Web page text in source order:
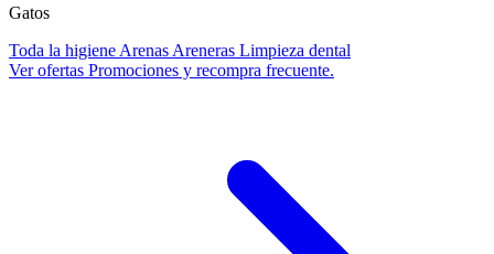
Gatos
Toda la higiene Arenas Areneras Limpieza dental
Ver ofertas Promociones y recompra frecuente.